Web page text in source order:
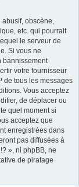
abusif, obscène,
etc. qui pourrait
le serveur de
Si vous ne
bannissement
votre fournisseur
de tous les messages
Vous acceptez
de déplacer ou
quel moment si
acceptez que
enregistrées dans
pas diffusées à
», ni phpBB, ne
de piratage